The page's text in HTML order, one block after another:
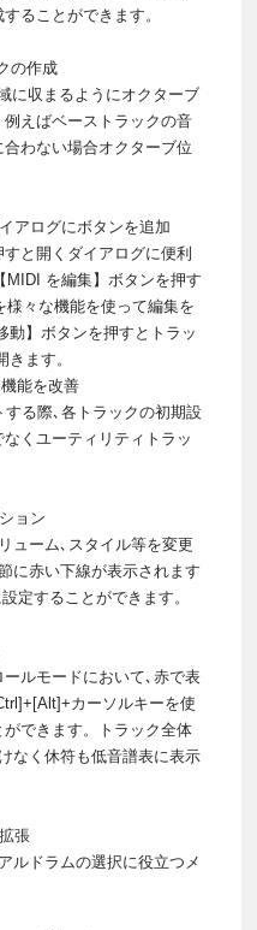
ることができます。
の作成
に収まるようにオクターブ
えばベーストラックの音
わない場合オクターブ位
アログにボタンを追加
と開くダイアログに便利
MIDI を編集】ボタンを押す
様々な機能を使って編集を
動】ボタンを押すとトラッ
ます。
能を改善
る際､各トラックの初期設
くユーティリティトラッ
ョン
ューム､スタイル等を変更
に赤い下線が表示されます
定することができます。
ルモードにおいて､赤で表
カーソルキーを使
できます。トラック全体
なく休符も低音譜表に表示
張
ルドラムの選択に役立つメ